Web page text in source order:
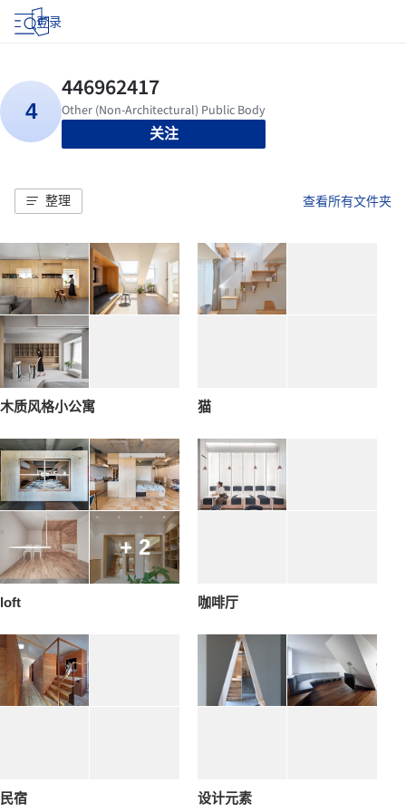
登录
关注
整理 查看所有文件夹
木质风格小公寓 猫
+ 2
loft 咖啡厅
民宿 设计元素